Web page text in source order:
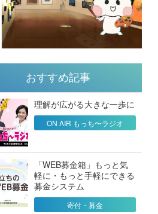
おすすめ記事
理解が広がる大きな一歩に
ON AIR もっち〜ラジオ
「WEB募金箱」もっと気
軽に・もっと手軽にできる
募金システム
寄付・募金